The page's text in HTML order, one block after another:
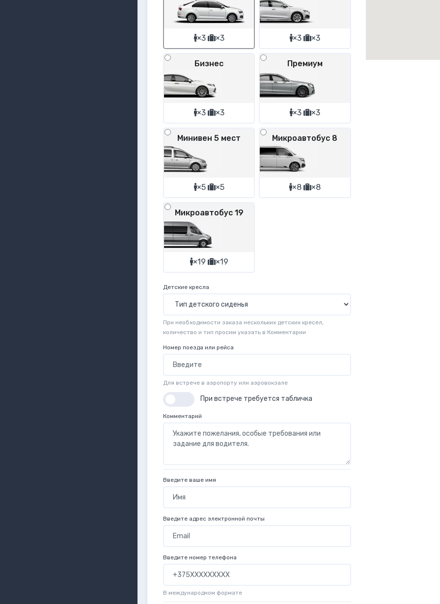
×3 ×3 ×3 ×3
Бизнес
×3 ×3
Премиум
×3 ×3
Минивен 5 мест
×5 ×5
Микроавтобус 8
×8 ×8
Микроавтобус 19
×19 ×19
Детские кресла
При необходимости заказа нескольких детских кресел,
количество и тип просим указать в Комментарии
Номер поезда или рейса
Для встрече в аэропорту или аэровокзале
При встрече требуется табличка
Комментарий
Введите ваше имя
Введите адрес электронной почты
Введите номер телефона
В международном формате